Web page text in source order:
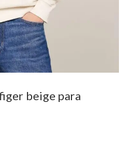
beige para